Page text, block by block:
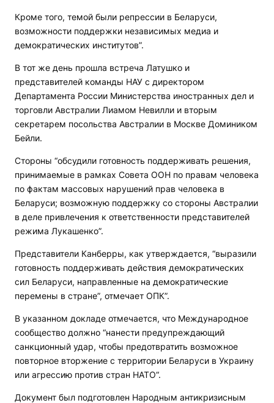
Кроме того, темой были репрессии в Беларуси,
возможности поддержки независимых медиа и
демократических институтов”.
В тот же день прошла встреча Латушко и
представителей команды НАУ с директором
Департамента России Министерства иностранных дел и
торговли Австралии Лиамом Невилли и вторым
секретарем посольства Австралии в Москве Домиником
Бейли.
Стороны “обсудили готовность поддерживать решения,
принимаемые в рамках Совета ООН по правам человека
по фактам массовых нарушений прав человека в
Беларуси; возможную поддержку со стороны Австралии
в деле привлечения к ответственности представителей
режима Лукашенко”.
Представители Канберры, как утверждается, “выразили
готовность поддерживать действия демократических
сил Беларуси, направленные на демократические
перемены в стране”, отмечает ОПК”.
В указанном докладе отмечается, что Международное
сообщество должно “нанести предупреждающий
санкционный удар, чтобы предотвратить возможное
повторное вторжение с территории Беларуси в Украину
или агрессию против стран НАТО“.
Документ был подготовлен Народным антикризисным